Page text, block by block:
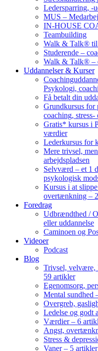
Ledersparring, -
MUS –
IN-HOUSE
Teambuilding
Walk & Talk® til
Studerende –
Walk & Talk® –
Uddannelser & Kurser
Psykologi,
Få betalt din
Grundkursus for
coaching,
Gratis* kursus i
værdier
Lederkursus for
Mere trivsel,
arbejdspladsen
Selvværd – et 1
psykologisk
Kursus i at
overtænkning –
Foredrag
Udbrændthed /
eller uddannelse
Caminoen og
Videoer
Podcast
Blog
Trivsel, velvære,
59 artikler
Egenomsorg,
Mental sundhed
Overgreb,
Ledelse og godt
Værdier – 6
Angst,
Stress &
Vaner – 5 artikler